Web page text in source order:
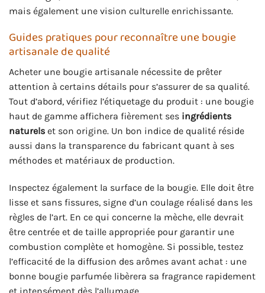
mais également une vision culturelle enrichissante.
Guides pratiques pour reconnaître une bougie
artisanale de qualité
Acheter une bougie artisanale nécessite de prêter
attention à certains détails pour s’assurer de sa qualité.
Tout d’abord, vérifiez l’étiquetage du produit : une bougie
haut de gamme affichera fièrement ses ingrédients
naturels et son origine. Un bon indice de qualité réside
aussi dans la transparence du fabricant quant à ses
méthodes et matériaux de production.
Inspectez également la surface de la bougie. Elle doit être
lisse et sans fissures, signe d’un coulage réalisé dans les
règles de l’art. En ce qui concerne la mèche, elle devrait
être centrée et de taille appropriée pour garantir une
combustion complète et homogène. Si possible, testez
l’efficacité de la diffusion des arômes avant achat : une
bonne bougie parfumée libèrera sa fragrance rapidement